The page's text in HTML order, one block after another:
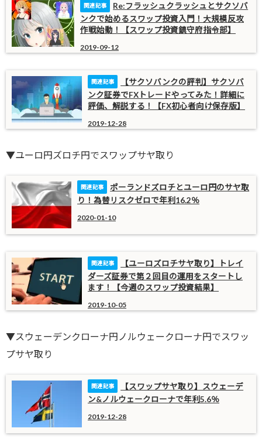
Re:フラッシュクラッシュとサクソバ
ンクで始めるスワップ投資入門！大規模反攻
作戦始動！【スワップ投資鎮守府指令部】
2019-09-12
【サクソバンクの評判】サクソバ
ンク証券でFXトレードやってみた！詳細に
評価、解説する！【FX初心者向け保存版】
2019-12-28
▼ユーロ円ズロチ円でスワップサヤ取り
ポーランドズロチとユーロ円のサヤ取
り！為替リスクゼロで年利16.2％
2020-01-10
【ユーロズロチサヤ取り】トレイ
ダーズ証券で第２回目の運用をスタートし
ます！【今週のスワップ投資結果】
2019-10-05
▼スウェーデンクローナ円ノルウェークローナ円でスワッ
プサヤ取り
【スワップサヤ取り】スウェーデ
ン&ノルウェークローナで年利5.6％
2019-12-28